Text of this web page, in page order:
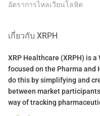
อัตราการไหลเวียนโลหิต
เกี่ยวกับ XRPH
XRP Healthcare (XRPH) is
focused on the Pharma and
do this by simplifying and
between market
way of tracking
consumer” combating the